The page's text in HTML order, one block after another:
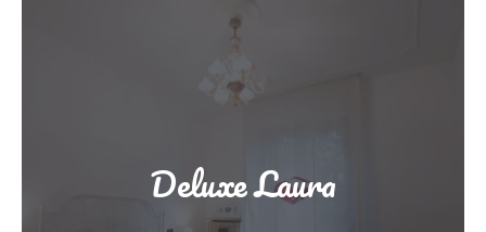
Deluxe Laura